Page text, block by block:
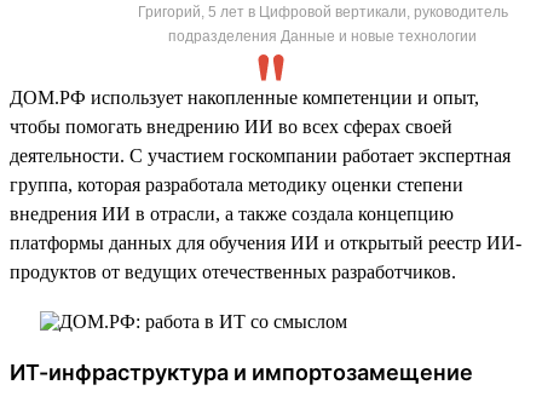
Григорий, 5 лет в Цифровой вертикали, руководитель
подразделения Данные и новые технологии
ДОМ.РФ использует накопленные компетенции и опыт,
чтобы помогать внедрению ИИ во всех сферах своей
деятельности. С участием госкомпании работает экспертная
группа, которая разработала методику оценки степени
внедрения ИИ в отрасли, а также создала концепцию
платформы данных для обучения ИИ и открытый реестр ИИ-
продуктов от ведущих отечественных разработчиков.
ИТ-инфраструктура и импортозамещение